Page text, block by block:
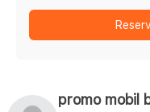
promo mobil